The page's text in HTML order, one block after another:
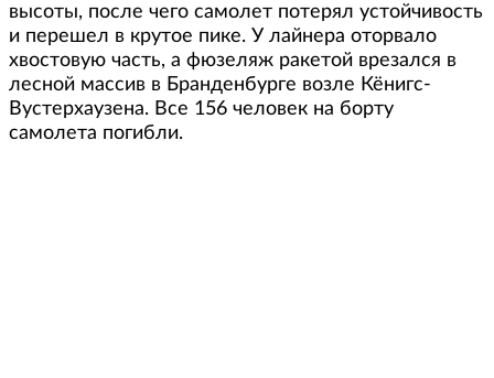
высоты, после чего самолет потерял устойчивость
и перешел в крутое пике. У лайнера оторвало
хвостовую часть, а фюзеляж ракетой врезался в
лесной массив в Бранденбурге возле Кёнигс-
Вустерхаузена. Все 156 человек на борту
самолета погибли.